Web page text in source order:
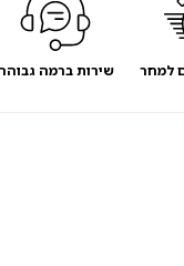
למחר שירות ברמה